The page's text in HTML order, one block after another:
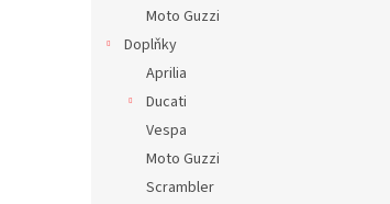
Moto Guzzi
Doplňky
Aprilia
Ducati
Vespa
Moto Guzzi
Scrambler